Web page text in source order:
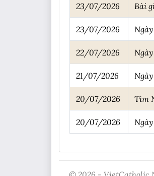
23/07/2026 Bài
23/07/2026
22/07/2026
21/07/2026
20/07/2026 Tìm
20/07/2026